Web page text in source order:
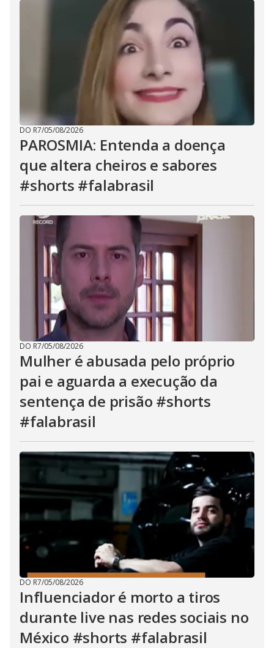
DO R7/05/08/2026
PAROSMIA: Entenda a doença
que altera cheiros e sabores
#shorts #falabrasil
DO R7/05/08/2026
Mulher é abusada pelo próprio
pai e aguarda a execução da
sentença de prisão #shorts
#falabrasil
DO R7/05/08/2026
Influenciador é morto a tiros
durante live nas redes sociais no
México #shorts #falabrasil